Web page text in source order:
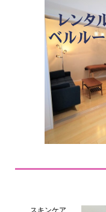
スキンケア